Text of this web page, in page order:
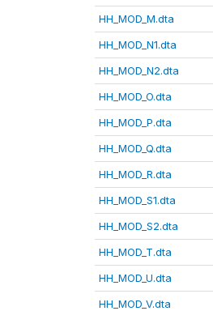
HH_MOD_M.dta
HH_MOD_N1.dta
HH_MOD_N2.dta
HH_MOD_O.dta
HH_MOD_P.dta
HH_MOD_Q.dta
HH_MOD_R.dta
HH_MOD_S1.dta
HH_MOD_S2.dta
HH_MOD_T.dta
HH_MOD_U.dta
HH_MOD_V.dta